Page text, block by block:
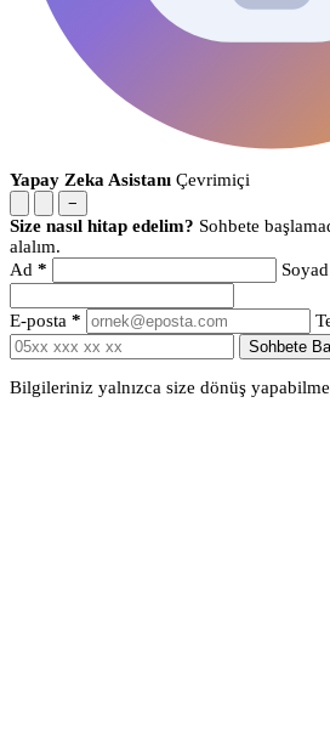
Yapay Zeka Asistanı Çevrimiçi
−
Size nasıl hitap edelim? Sohbete
alalım.
Ad * Soyad
E-posta *
Sohbete
Bilgileriniz yalnızca size dönüş